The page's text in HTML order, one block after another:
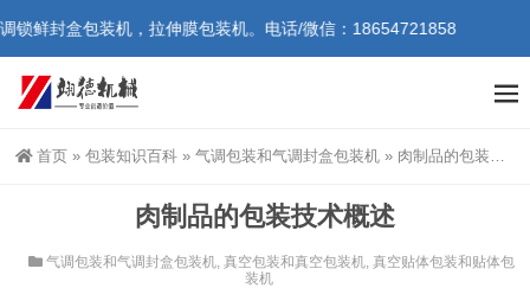
包装机，拉伸膜包装机。电话/微信：18654721858
首页 » 包装知识百科 » 气调包装和气调封盒包装机 » 肉制品的包装技术概述
肉制品的包装技术概述
气调包装和气调封盒包装机, 真空包装和真空包装机, 真空贴体包装和贴体包
装机